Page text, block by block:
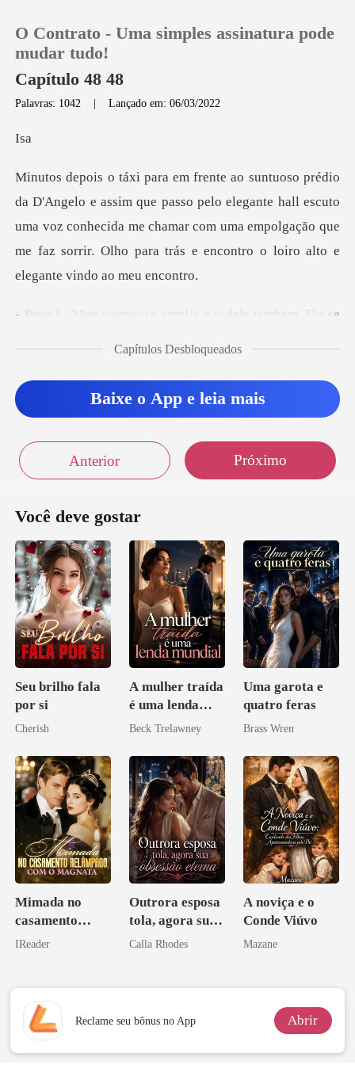
Histórico
Sair
O Contrato - Uma simples assinatura pode
mudar tudo!
Capítulo 48 48
Palavras: 1042 |Lançado em: 06/03/2022
s
so pelo elegante hall escuto
uma voz conhecida me chamar com uma empolgação que
me
a e o dele também. Ele se
Capítulos Desbloqueados
Baixe o App e leia mais
Anterior Próximo
Você deve gostar
Seu brilho fala
por si
Cherish
A mulher traída
é uma lenda
mundial
Beck Trelawney
Uma garota e
quatro feras
Brass Wren
Mimada no
casamento
relâmpago com
IReader
Outrora esposa
tola, agora sua
obsessão eterna
Calla Rhodes
A noviça e o
Conde Viúvo
Mazane
Reclame seu bônus no App Abrir